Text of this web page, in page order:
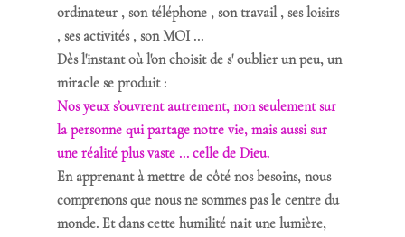
ordinateur , son téléphone , son travail , ses loisirs
, ses activités , son MOI ...
Dès l'instant où l'on choisit de s' oublier un peu, un
miracle se produit :
Nos yeux s’ouvrent autrement, non seulement sur
la personne qui partage notre vie, mais aussi sur
une réalité plus vaste ... celle de Dieu.
En apprenant à mettre de côté nos besoins, nous
comprenons que nous ne sommes pas le centre du
monde. Et dans cette humilité nait une lumière,